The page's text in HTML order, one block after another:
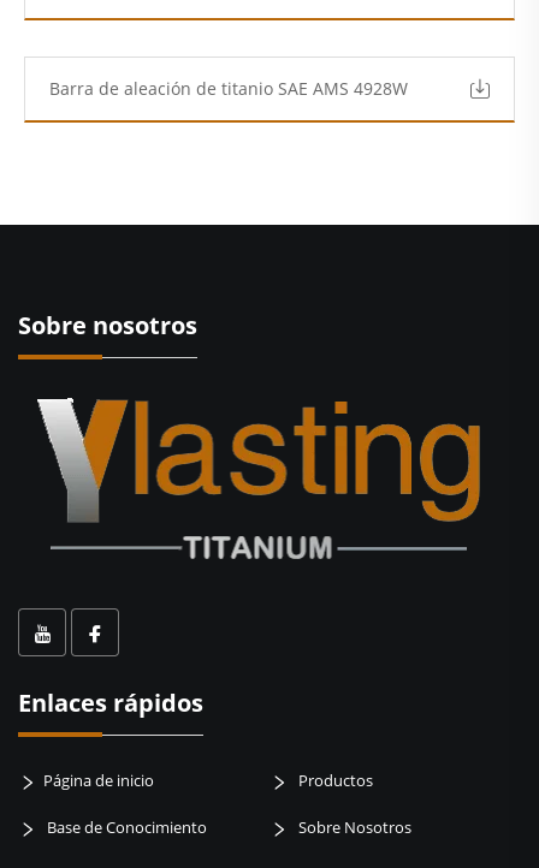
Barra de aleación de titanio SAE AMS 4928W
Sobre nosotros
Enlaces rápidos
Página de inicio Productos
Base de Conocimiento Sobre Nosotros